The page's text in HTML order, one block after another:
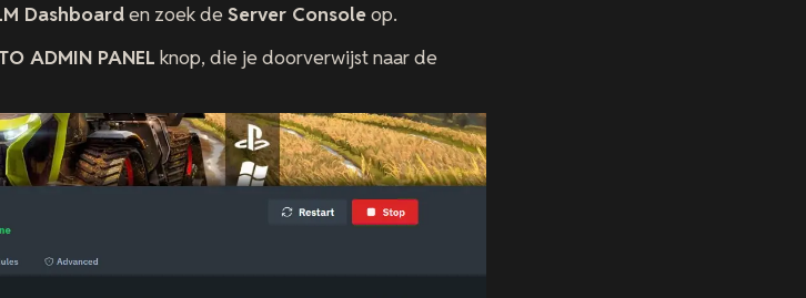
Dashboarden zoek de Server Consoleop.
ADMIN PANEL knop, die je doorverwijst naar de